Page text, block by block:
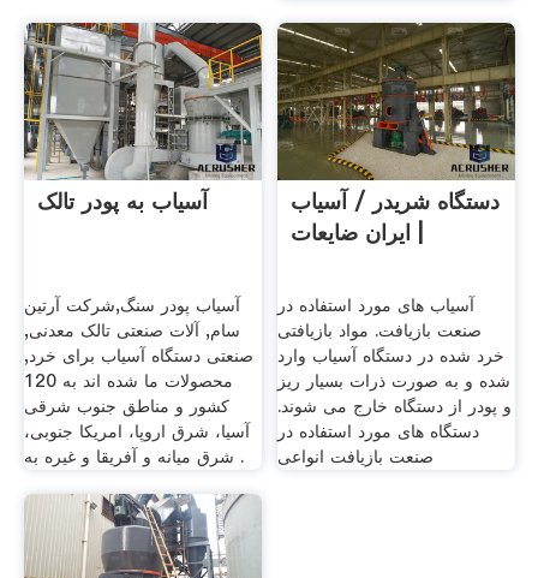
آسیاب به پودر تالک
آسیاب پودر سنگ,شرکت آرتین
سام, آلات صنعتی تالک معدنی,
صنعتی دستگاه آسیاب برای خرد,
محصولات ما شده اند به 120
کشور و مناطق جنوب شرقی
آسیا، شرق اروپا، امریکا جنوبی،
شرق میانه و آفریقا و غیره به .
دستگاه شریدر / آسیاب
| ایران ضایعات
آسیاب های مورد استفاده در
صنعت بازیافت. مواد بازیافتی
خرد شده در دستگاه آسیاب وارد
شده و به صورت ذرات بسیار ریز
و پودر از دستگاه خارج می شوند.
دستگاه های مورد استفاده در
صنعت بازیافت انواعی